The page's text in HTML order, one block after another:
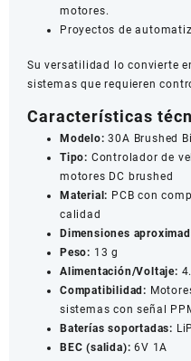
motores.
Proyectos de
Su versatilidad lo convierte
sistemas que requieren
Características
Modelo: 30A Brushed
Tipo: Controlador de
motores DC brushed
Material: PCB con
calidad
Dimensiones
Peso: 13 g
Alimentación/Voltaje:
Compatibilidad:
sistemas con señal
Baterías soportadas:
BEC (salida): 6V 1A